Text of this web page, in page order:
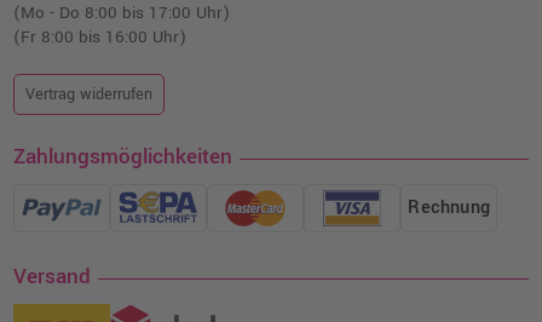
(Mo - Do 8:00 bis 17:00 Uhr)
(Fr 8:00 bis 16:00 Uhr)
Vertrag widerrufen
Zahlungsmöglichkeiten
Rechnung
Versand